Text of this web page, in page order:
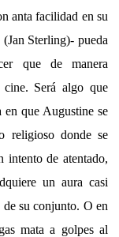
anta facilidad en su
Sterling)- pueda
que de manera
cine. Será algo que
en que Augustine se
religioso donde se
intento de atentado,
un aura casi
de su conjunto. O en
mata a golpes al